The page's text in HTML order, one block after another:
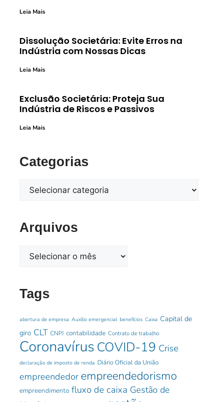
Leia Mais
Dissolução Societária: Evite Erros na
Indústria com Nossas Dicas
Leia Mais
Exclusão Societária: Proteja Sua
Indústria de Riscos e Passivos
Leia Mais
Categorias
Arquivos
Tags
abertura de empresa Auxílio emergencial benefícios Caixa Capital de
giro CLT CNPJ contabilidade Contrato de trabalho
Coronavírus COVID-19 Crise
declaração de imposto de renda Diário Oficial da União
empreendedor empreendedorismo
empreendimento fluxo de caixa Gestão de